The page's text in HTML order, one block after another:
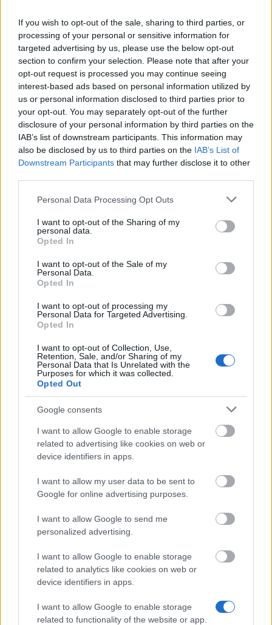
If you wish to opt-out of the sale, sharing to third parties, or
processing of your personal or sensitive information for
targeted advertising by us, please use the below opt-out
section to confirm your selection. Please note that after your
opt-out request is processed you may continue seeing
interest-based ads based on personal information utilized by
us or personal information disclosed to third parties prior to
your opt-out. You may separately opt-out of the further
disclosure of your personal information by third parties on the
IAB’s list of downstream participants. This information may
also be disclosed by us to third parties on the IAB’s List of
Downstream Participants that may further disclose it to other
Please note that this website/app uses one or more Google
not limited to your visit or usage behaviour. You may click to
grant or deny consent to Google and its third-party tags to
use your data for below specified purposes in below Google
consent section.
Personal Data Processing Opt Outs
I want to opt-out of the Sharing of my
personal data.
Opted In
I want to opt-out of the Sale of my
Personal Data.
Opted In
I want to opt-out of processing my
Personal Data for Targeted Advertising.
Opted In
I want to opt-out of Collection, Use,
Retention, Sale, and/or Sharing of my
Personal Data that Is Unrelated with the
Purposes for which it was collected.
Opted Out
Google consents
I want to allow Google to enable storage
related to advertising like cookies on web or
device identifiers in apps.
I want to allow my user data to be sent to
Google for online advertising purposes.
I want to allow Google to send me
personalized advertising.
I want to allow Google to enable storage
related to analytics like cookies on web or
device identifiers in apps.
I want to allow Google to enable storage
related to functionality of the website or app.
Apply
Quick
factsISTITUZIONE
City of Saint Etienne
PROGRAM
OFFICIAL WEBSITE saint-etienne.fr/idjeunes
About this sovvenzione
Descrizione generale
Saint-Étienne fornisce sovvenzioni ai giovani che
desiderano completare progetti sulla salute, cultura,
sport, ambiente e solidarietà nella città.
Requisiti
Ricorrenti devono essere di età compresa tra 16 e 25.
Devono anche essere residenti di Saint-Étienne, o
deve essere frequentando la scuola della città.
come gruppi.
Application deadline
Attualmente non abbiamo informazioni sul
termine